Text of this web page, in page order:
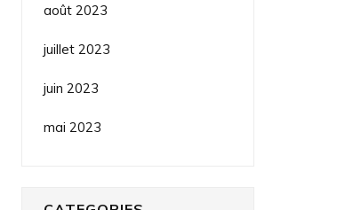
août 2023
juillet 2023
juin 2023
mai 2023